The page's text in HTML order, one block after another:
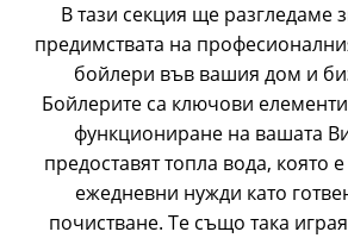
В тази секция ще разгледаме
предимствата на
бойлери във вашия дом и
Бойлерите са ключови
функциониране на вашата
предоставят топла вода, която
ежедневни нужди като
почистване. Те също така